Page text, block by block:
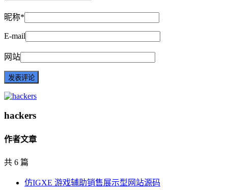
昵称*
E-mail
网站
hackers
作者文章
共 6 篇
仿IGXE 游戏辅助销售展示型网站源码